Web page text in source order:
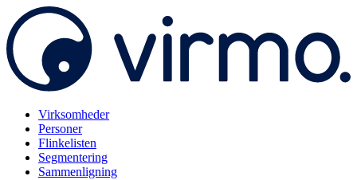
Virksomheder
Personer
Flinkelisten
Segmentering
Sammenligning